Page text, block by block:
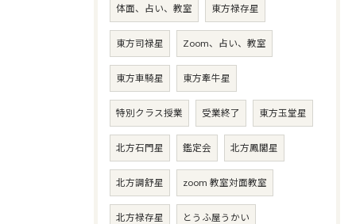
体面、占い、教室 東方禄存星
東方司禄星 Zoom、占い、教室
東方車騎星 東方牽牛星
特別クラス授業 受業終了 東方玉堂星
北方石門星 鑑定会 北方鳳閣星
北方調舒星 zoom 教室対面教室
北方禄存星 とうふ屋うかい